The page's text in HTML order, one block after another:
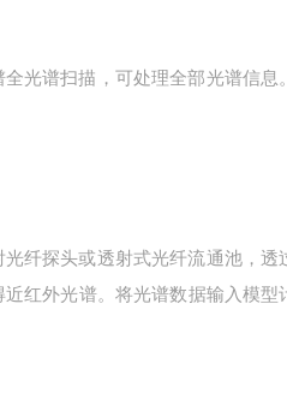
光谱扫描，可处理全部光谱信
纤探头或透射式光纤流通池，
红外光谱。将光谱数据输入模